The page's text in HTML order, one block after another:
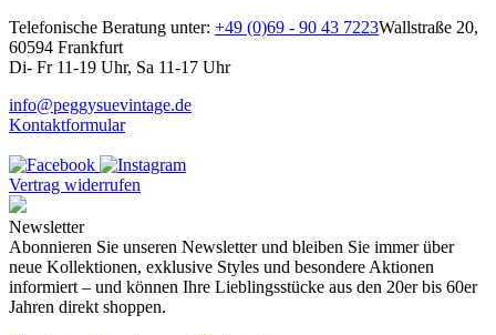
Telefonische Beratung unter: +49 (0)69 - 90 43 7223Wallstraße 20,
60594 Frankfurt
Di- Fr 11-19 Uhr, Sa 11-17 Uhr
info@peggysuevintage.de
Kontaktformular
Vertrag widerrufen
Newsletter
Abonnieren Sie unseren Newsletter und bleiben Sie immer über
neue Kollektionen, exklusive Styles und besondere Aktionen
informiert – und können Ihre Lieblingsstücke aus den 20er bis 60er
Jahren direkt shoppen.